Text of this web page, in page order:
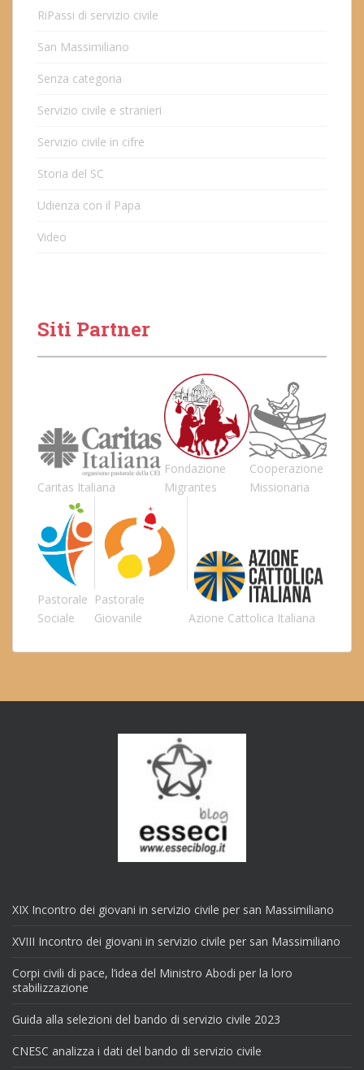
RiPassi di servizio civile
San Massimiliano
Senza categoria
Servizio civile e stranieri
Servizio civile in cifre
Storia del SC
Udienza con il Papa
Video
Siti Partner
Caritas Italiana
Fondazione
Migrantes
Cooperazione
Missionaria
Pastorale
Sociale
Pastorale
Giovanile
Azione Cattolica Italiana
XIX Incontro dei giovani in servizio civile per san Massimiliano
XVIII Incontro dei giovani in servizio civile per san Massimiliano
Corpi civili di pace, l’idea del Ministro Abodi per la loro
stabilizzazione
Guida alla selezioni del bando di servizio civile 2023
CNESC analizza i dati del bando di servizio civile